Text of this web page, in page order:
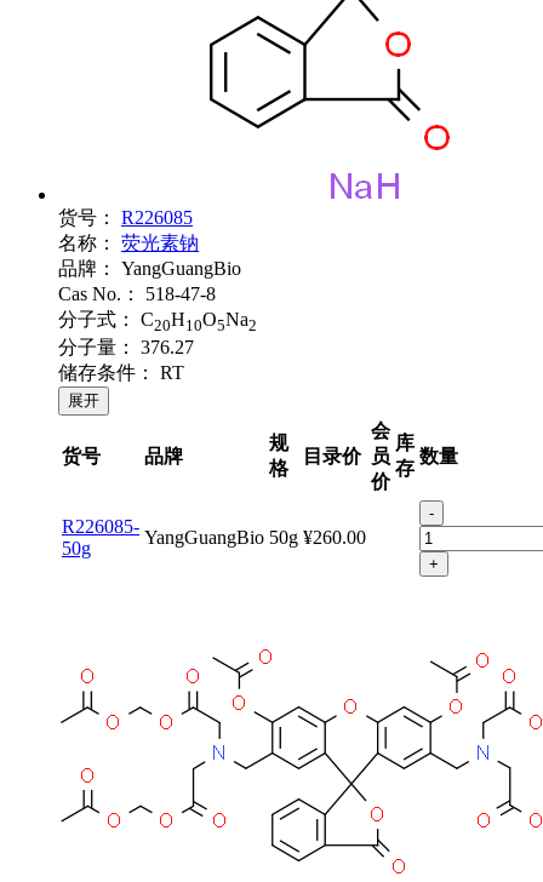
货号：
R226085
名称：
荧光素钠
品牌：
YangGuangBio
Cas No.：
518-47-8
分子式：
C20H10O5Na2
分子量：
376.27
储存条件：
RT
展开
货号 品牌
规
格
目录价
会
员
价
库
存
数量
R226085-
50g
YangGuangBio 50g ¥260.00
-
+